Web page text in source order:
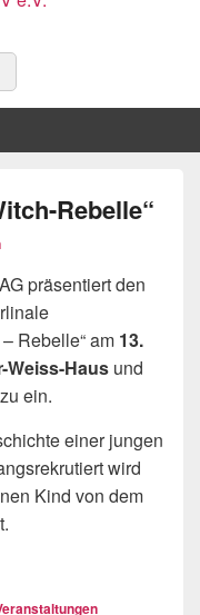
Rebelle“
präsentiert den
Rebelle“ am 13.
Weiss-Haus und
ein.
einer jungen
wird
Kind von dem